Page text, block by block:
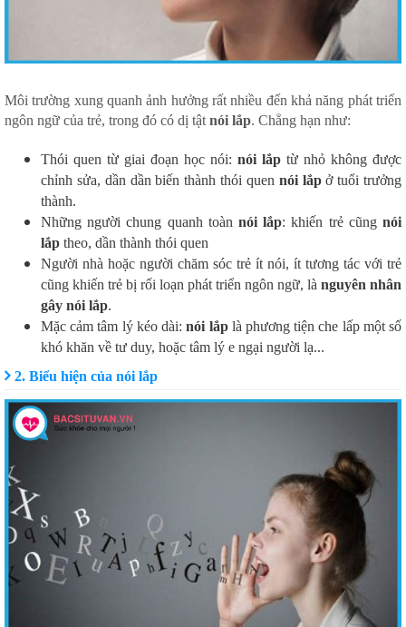
Môi trường xung quanh ảnh hưởng rất nhiều đến khả năng phát triển
ngôn ngữ của trẻ, trong đó có dị tật nói lắp. Chẳng hạn như:
Thói quen từ giai đoạn học nói: nói lắp từ nhỏ không được
chỉnh sửa, dần dần biến thành thói quen nói lắpở tuổi trưởng
thành.
Những người chung quanh toàn nói lắp: khiến trẻ cũngnói
lắp theo, dần thành thói quen
Người nhà hoặc người chăm sóc trẻ ít nói, ít tương tác với trẻ
cũng khiến trẻ bị rối loạn phát triển ngôn ngữ, là nguyên nhân
gây nói lắp.
Mặc cảm tâm lý kéo dài:nói lắplà phương tiện che lấp một số
khó khăn về tư duy, hoặc tâm lý e ngại người lạ...
2. Biểu hiện của nói lắp